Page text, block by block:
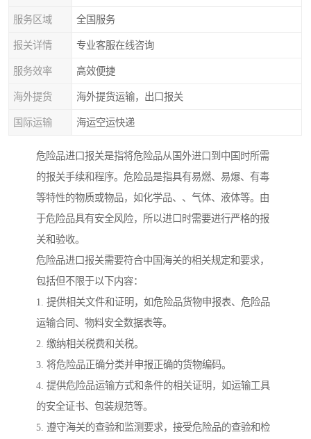
服务区域 全国服务
报关详情 专业客服在线咨询
服务效率 高效便捷
海外提货 海外提货运输，出口报关
国际运输 海运空运快递
危险品进口报关是指将危险品从国外进口到中国时所需
的报关手续和程序。危险品是指具有易燃、易爆、有毒
等特性的物质或物品，如化学品、、气体、液体等。由
于危险品具有安全风险，所以进口时需要进行严格的报
关和验收。
危险品进口报关需要符合中国海关的相关规定和要求，
包括但不限于以下内容：
1. 提供相关文件和证明，如危险品货物申报表、危险品
运输合同、物料安全数据表等。
2. 缴纳相关税费和关税。
3. 将危险品正确分类并申报正确的货物编码。
4. 提供危险品运输方式和条件的相关证明，如运输工具
的安全证书、包装规范等。
5. 遵守海关的查验和监测要求，接受危险品的查验和检